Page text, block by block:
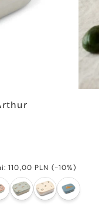
110,00 PLN (-10%)